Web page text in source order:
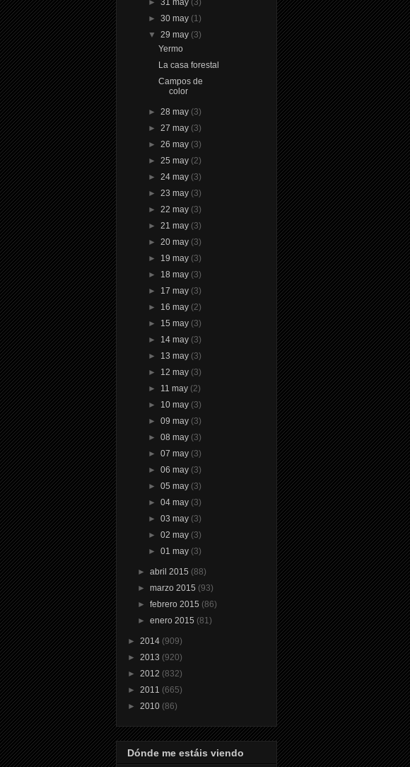
► 31 may (3)
► 30 may (1)
▼ 29 may (3)
Yermo
La casa forestal
Campos de
color
► 28 may (3)
► 27 may (3)
► 26 may (3)
► 25 may (2)
► 24 may (3)
► 23 may (3)
► 22 may (3)
► 21 may (3)
► 20 may (3)
► 19 may (3)
► 18 may (3)
► 17 may (3)
► 16 may (2)
► 15 may (3)
► 14 may (3)
► 13 may (3)
► 12 may (3)
► 11 may (2)
► 10 may (3)
► 09 may (3)
► 08 may (3)
► 07 may (3)
► 06 may (3)
► 05 may (3)
► 04 may (3)
► 03 may (3)
► 02 may (3)
► 01 may (3)
►abril 2015 (88)
►marzo 2015 (93)
►febrero 2015 (86)
►enero 2015 (81)
► 2014 (909)
► 2013 (920)
► 2012 (832)
► 2011 (665)
► 2010 (86)
Dónde me estáis viendo